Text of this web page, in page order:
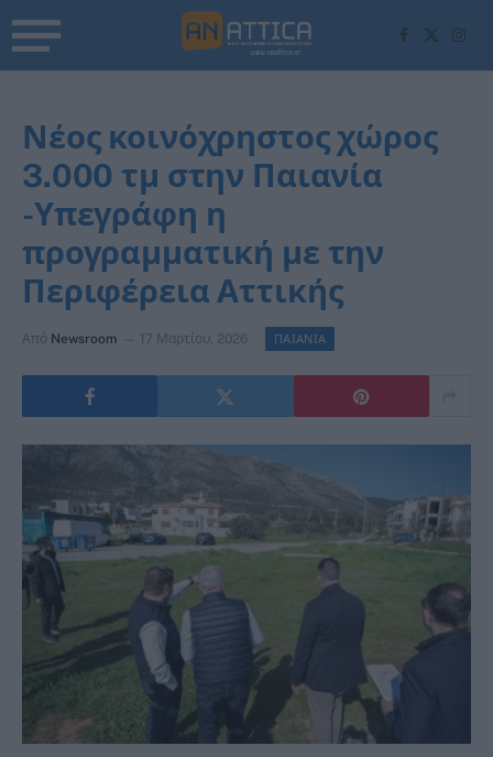
Facebook
X
(Twitter)
Νέος κοινόχρηστος χώρος
3.000 τμ στην Παιανία
-Υπεγράφη η
προγραμματική με την
Περιφέρεια Αττικής
Από Newsroom 17 Μαρτίου, 2026 ΠΑΙΑΝΙΑ